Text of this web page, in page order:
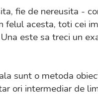
fie de nereusita -
acesta, toti cei
este sa treci un
sunt o metoda
ori intermediar de